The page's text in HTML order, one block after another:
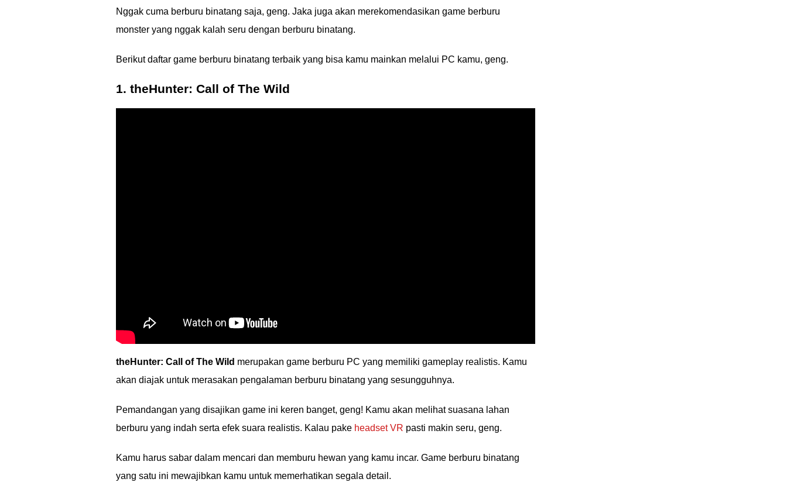
Nggak cuma berburu binatang saja, geng. Jaka juga akan merekomendasikan game berburu
monster yang nggak kalah seru dengan berburu binatang.
Berikut daftar game berburu binatang terbaik yang bisa kamu mainkan melalui PC kamu, geng.
1. theHunter: Call of The Wild
theHunter: Call of The Wild merupakan game berburu PC yang memiliki gameplay realistis. Kamu
akan diajak untuk merasakan pengalaman berburu binatang yang sesungguhnya.
Pemandangan yang disajikan game ini keren banget, geng! Kamu akan melihat suasana lahan
berburu yang indah serta efek suara realistis. Kalau pake headset VR pasti makin seru, geng.
Kamu harus sabar dalam mencari dan memburu hewan yang kamu incar. Game berburu binatang
yang satu ini mewajibkan kamu untuk memerhatikan segala detail.